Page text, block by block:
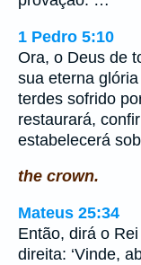
1 Pedro 5:10
Ora, o Deus de
sua eterna
terdes sofrido
restaurará,
estabelecerá
the crown.
Mateus 25:34
Então, dirá o
direita: ‘Vinde,